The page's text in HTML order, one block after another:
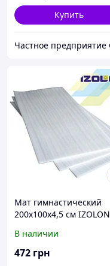
Купить
Мат гимнастический
200х100х4,5 см IZOLON
В наличии
472 грн